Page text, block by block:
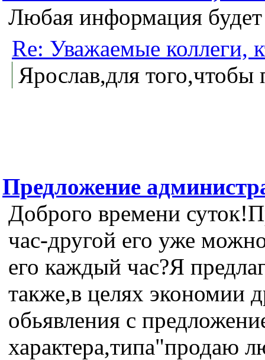
Любая информация
Re: Уважаемые коллеги,
Ярослав,для
Предложение
Доброго времени
час-другой его уже
его каждый час?Я
также,в целях экономии
обьявления с
характера,типа"продаю